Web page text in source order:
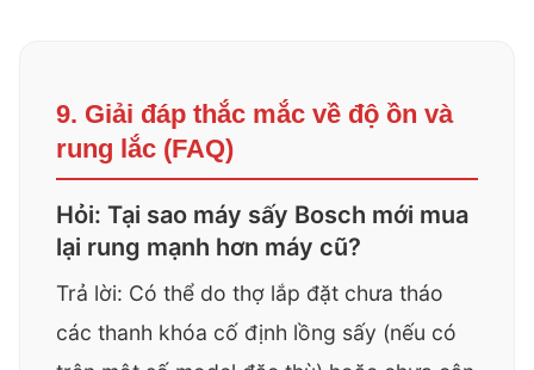
9. Giải đáp thắc mắc về độ ồn và
rung lắc (FAQ)
Hỏi: Tại sao máy sấy Bosch mới mua
lại rung mạnh hơn máy cũ?
Trả lời: Có thể do thợ lắp đặt chưa tháo
các thanh khóa cố định lồng sấy (nếu có